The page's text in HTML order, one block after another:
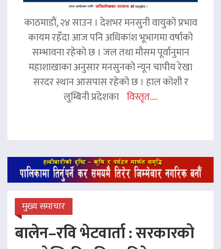
काठमाडौं, २४ साउन । देशभर मनसुनी वायुको प्रभाव
कायम रहँदा आज पनि अधिकांश भूभागमा वर्षाको
सम्भावना रहेको छ । जल तथा मौसम पूर्वानुमान
महाशाखाका अनुसार मनसुनको न्यून चापीय रेखा
सरदर स्थान आसपास रहेको छ । हाल कोशी र
लुम्बिनी प्रदेशका विस्तृत....
मुख्य समाचार
बालेन–रवि भेटवार्ता : सरकारको